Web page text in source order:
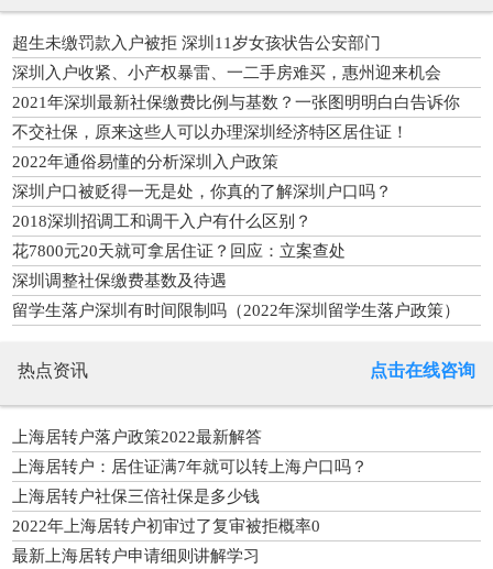
超生未缴罚款入户被拒 深圳11岁女孩状告公安部门
深圳入户收紧、小产权暴雷、一二手房难买，惠州迎来机会
2021年深圳最新社保缴费比例与基数？一张图明明白白告诉你
不交社保，原来这些人可以办理深圳经济特区居住证！
2022年通俗易懂的分析深圳入户政策
深圳户口被贬得一无是处，你真的了解深圳户口吗？
2018深圳招调工和调干入户有什么区别？
花7800元20天就可拿居住证？回应：立案查处
深圳调整社保缴费基数及待遇
留学生落户深圳有时间限制吗（2022年深圳留学生落户政策）
热点资讯 点击在线咨询
上海居转户落户政策2022最新解答
上海居转户：居住证满7年就可以转上海户口吗？
上海居转户社保三倍社保是多少钱
2022年上海居转户初审过了复审被拒概率0
最新上海居转户申请细则讲解学习